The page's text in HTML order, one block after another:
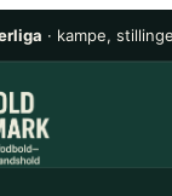
· kampe,